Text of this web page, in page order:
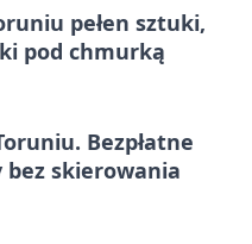
pełen sztuki,
pod chmurką
Bezpłatne
bez skierowania